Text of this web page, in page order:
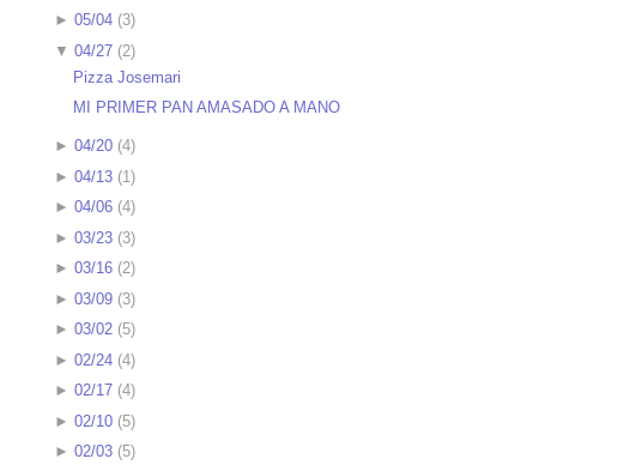
► 05/04(3)
▼ 04/27(2)
Pizza Josemari
MI PRIMER PAN AMASADO A MANO
► 04/20(4)
► 04/13(1 )
► 04/06(4)
► 03/23(3)
► 03/16(2)
► 03/09(3)
► 03/02(5)
► 02/24(4)
► 02/17(4)
► 02/10(5)
► 02/03(5)